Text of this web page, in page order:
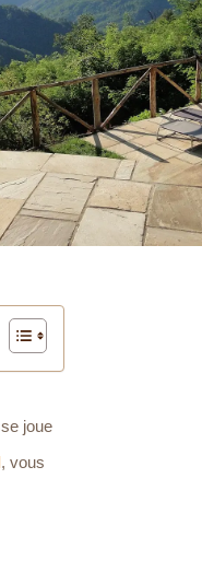
joue
, vous